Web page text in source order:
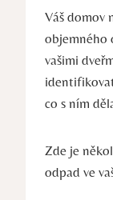
Váš domov
objemného
vašimi
co s ním
Zde je
odpad ve